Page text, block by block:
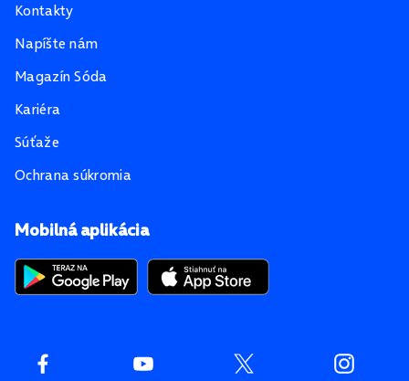
Mobilná aplikácia
Kontakty
Napíšte nám
Magazín Sóda
Kariéra
Súťaže
Ochrana súkromia